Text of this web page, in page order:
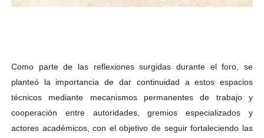
Como parte de las reflexiones surgidas durante el foro, se
planteó la importancia de dar continuidad a estos espacios
técnicos mediante mecanismos permanentes de trabajo y
cooperación entre autoridades, gremios especializados y
actores académicos, con el objetivo de seguir fortaleciendo las